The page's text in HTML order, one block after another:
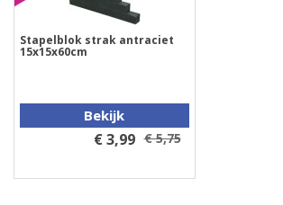
Stapelblok strak antraciet
15x15x60cm
Bekijk
€ 3,99 € 5,75